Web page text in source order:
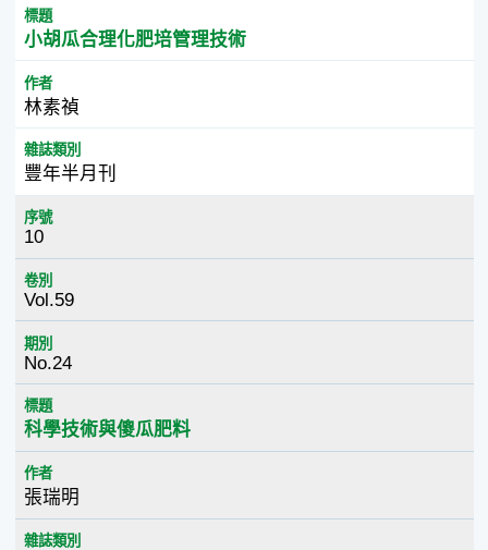
標題
小胡瓜合理化肥培管理技術
作者
林素禎
雜誌類別
豐年半月刊
序號
10
卷別
Vol.59
期別
No.24
標題
科學技術與傻瓜肥料
作者
張瑞明
雜誌類別